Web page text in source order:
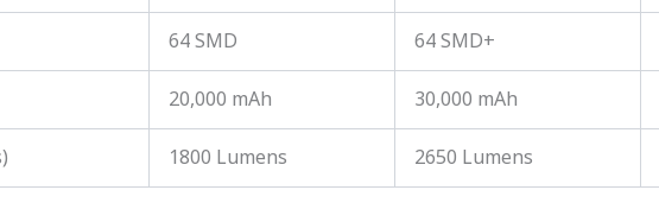
64 SMD 64 SMD+
20,000 mAh 30,000 mAh
1800 Lumens 2650 Lumens